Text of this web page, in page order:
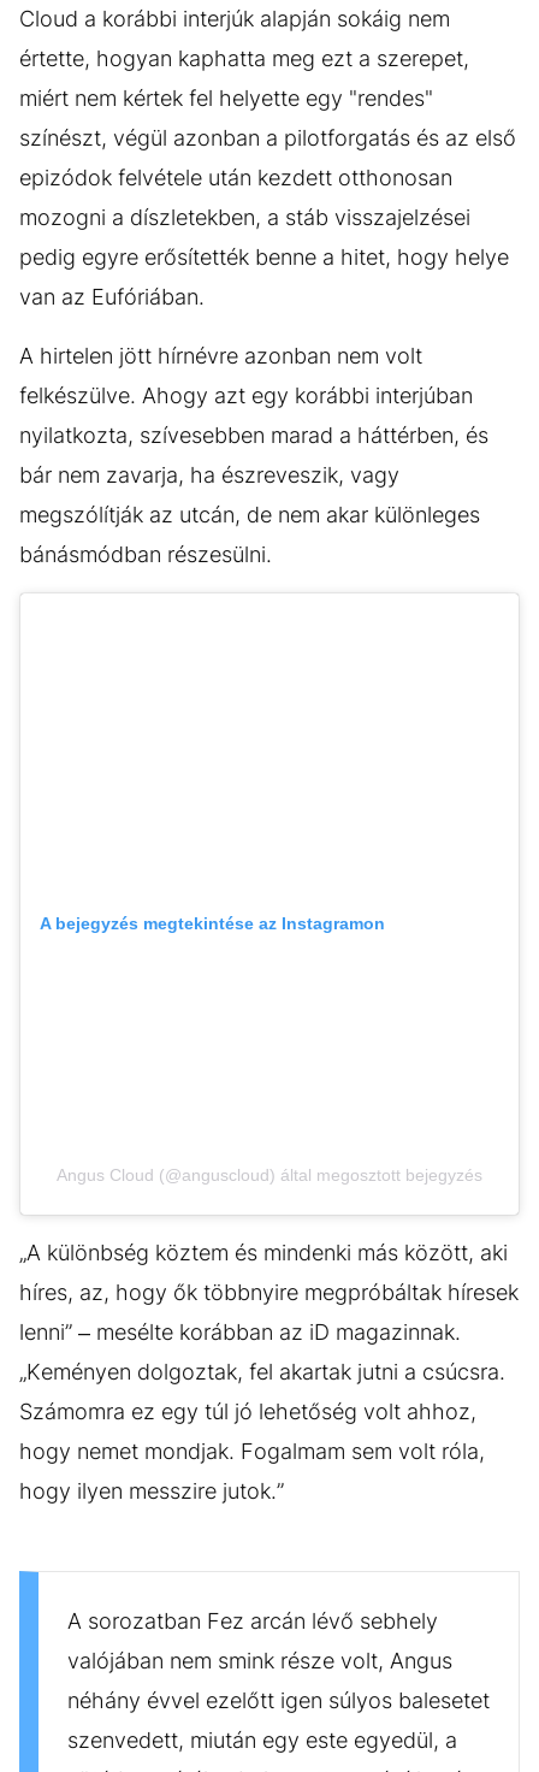
Cloud a korábbi interjúk alapján sokáig nem
értette, hogyan kaphatta meg ezt a szerepet,
miért nem kértek fel helyette egy "rendes"
színészt, végül azonban a pilotforgatás és az első
epizódok felvétele után kezdett otthonosan
mozogni a díszletekben, a stáb visszajelzései
pedig egyre erősítették benne a hitet, hogy helye
van az Eufóriában.
A hirtelen jött hírnévre azonban nem volt
felkészülve. Ahogy azt egy korábbi interjúban
nyilatkozta, szívesebben marad a háttérben, és
bár nem zavarja, ha észreveszik, vagy
megszólítják az utcán, de nem akar különleges
bánásmódban részesülni.
A bejegyzés megtekintése az Instagramon
Angus Cloud (@anguscloud) által megosztott bejegyzés
„A különbség köztem és mindenki más között, aki
híres, az, hogy ők többnyire megpróbáltak híresek
lenni” – mesélte korábban az iD magazinnak.
„Keményen dolgoztak, fel akartak jutni a csúcsra.
Számomra ez egy túl jó lehetőség volt ahhoz,
hogy nemet mondjak. Fogalmam sem volt róla,
hogy ilyen messzire jutok.”
A sorozatban Fez arcán lévő sebhely
valójában nem smink része volt, Angus
néhány évvel ezelőtt igen súlyos balesetet
szenvedett, miután egy este egyedül, a